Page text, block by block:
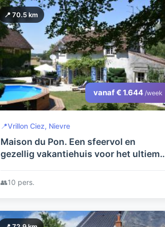
📍 70.5 km
vanaf € 1.644 /week
📍Vrillon Ciez, Nievre
Maison du Pon. Een sfeervol en
gezellig vakantiehuis voor het ultieme
👥10 pers.